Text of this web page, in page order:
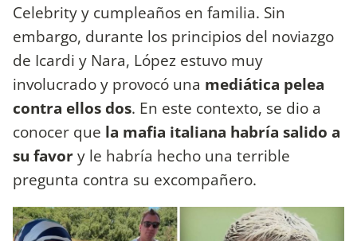
Celebrity y cumpleaños en familia. Sin
embargo, durante los principios del noviazgo
de Icardi y Nara, López estuvo muy
involucrado y provocó una mediática pelea
contra ellos dos. En este contexto, se dio a
conocer que la mafia italiana habría salido a
su favory le habría hecho una terrible
pregunta contra su excompañero.